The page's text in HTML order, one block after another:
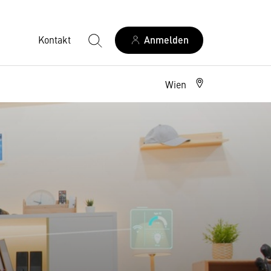
Kontakt Anmelden
Wien